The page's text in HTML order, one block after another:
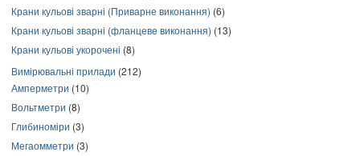
Крани кульові зварні (Приварне виконання) (6)
Крани кульові зварні (фланцеве виконання) (13)
Крани кульові укорочені (8)
Вимірювальні прилади (212)
Амперметри (10)
Вольтметри (8)
Глибиноміри (3)
Мегаомметри (3)